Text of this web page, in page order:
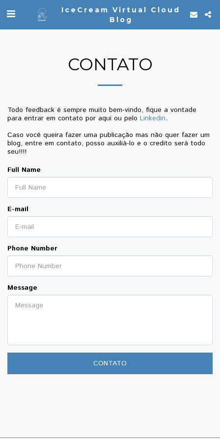
IceCream Virtual Cloud
Blog
CONTATO
Todo feedback é sempre muito bem-vindo, fique a vontade
para entrar em contato por aqui ou pelo Linkedin.
Caso você queira fazer uma publicação mas não quer fazer um
blog, entre em contato, posso auxiliá-lo e o credito será todo
seu!!!!
Full Name
E-mail
Phone Number
Message
CONTATO